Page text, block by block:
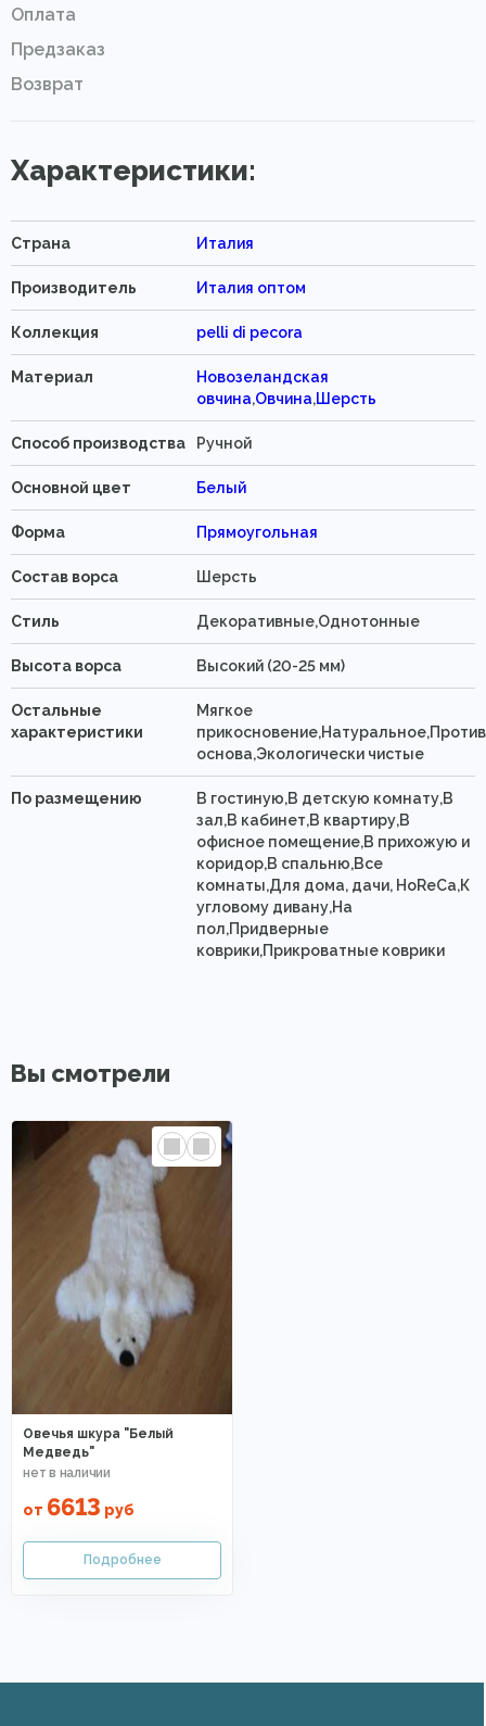
Оплата
Предзаказ
Возврат
Характеристики:
Страна Италия
Производитель Италия оптом
Коллекция pelli di pecora
Материал
Новозеландская
овчина,Овчина,Шерсть
Способ производства Ручной
Основной цвет Белый
Форма Прямоугольная
Состав ворса Шерсть
Стиль Декоративные,Однотонные
Высота ворса Высокий (20-25 мм)
Остальные
характеристики
Мягкое
основа,Экологически чистые
По размещению
В гостиную,В детскую комнату,В
зал,В кабинет,В квартиру,В
офисное помещение,В прихожую и
коридор,В спальню,Все
комнаты,Для дома, дачи, HoReCa,К
угловому дивану,На
пол,Придверные
коврики,Прикроватные коврики
Вы смотрели
Овечья шкура "Белый
Медведь"
от 6613 руб